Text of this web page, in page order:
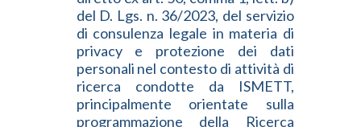
del D. Lgs. n. 36/2023, del servizio
di consulenza legale in materia di
privacy e protezione dei dati
personali nel contesto di attività di
ricerca condotte da ISMETT,
principalmente orientate sulla
programmazione della Ricerca